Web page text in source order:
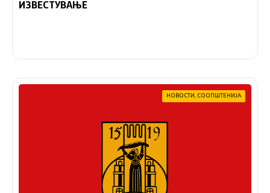
ИЗВЕСТУВАЊЕ
НОВОСТИ, СООПШТЕНИЈА